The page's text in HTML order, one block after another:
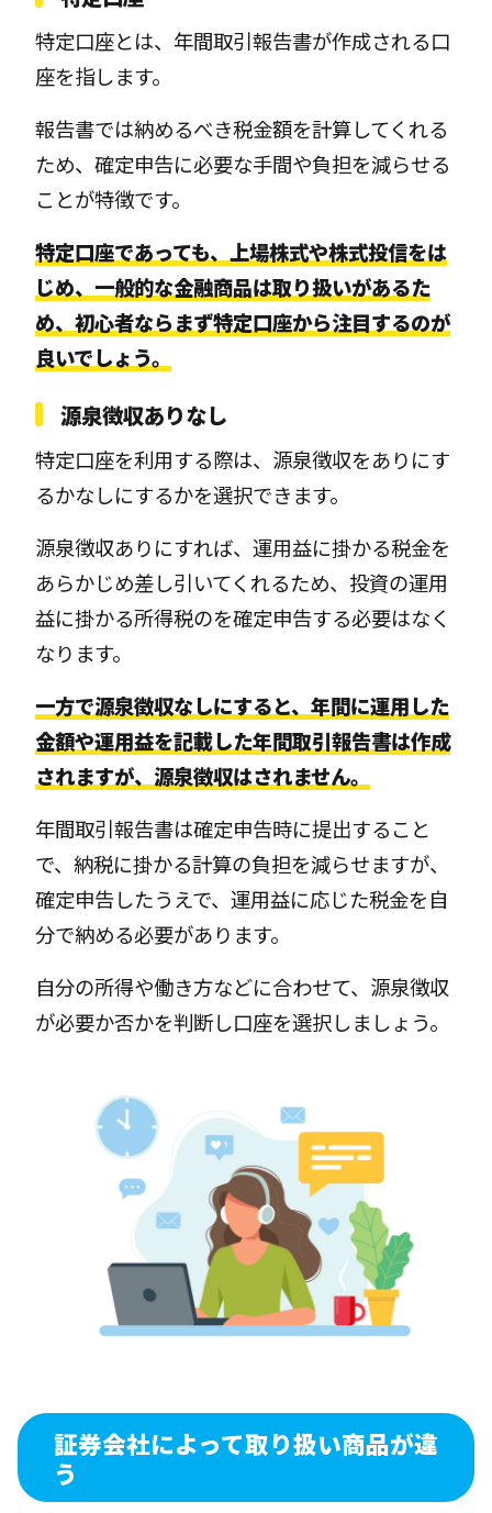
特定口座とは、年間取引報告書が作成される口
座を指します。
報告書では納めるべき税金額を計算してくれる
ため、確定申告に必要な手間や負担を減らせる
ことが特徴です。
特定口座であっても、上場株式や株式投信をは
じめ、一般的な金融商品は取り扱いがあるた
め、初心者ならまず特定口座から注目するのが
良いでしょう。
源泉徴収ありなし
特定口座を利用する際は、源泉徴収をありにす
るかなしにするかを選択できます。
源泉徴収ありにすれば、運用益に掛かる税金を
あらかじめ差し引いてくれるため、投資の運用
益に掛かる所得税のを確定申告する必要はなく
なります。
一方で源泉徴収なしにすると、年間に運用した
金額や運用益を記載した年間取引報告書は作成
されますが、源泉徴収はされません。
年間取引報告書は確定申告時に提出すること
で、納税に掛かる計算の負担を減らせますが、
確定申告したうえで、運用益に応じた税金を自
分で納める必要があります。
自分の所得や働き方などに合わせて、源泉徴収
が必要か否かを判断し口座を選択しましょう。
証券会社によって取り扱い商品が違
う